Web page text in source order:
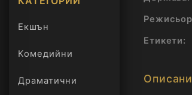
Екшън
Комедийни
Драматични
Етикети: